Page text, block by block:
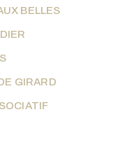
BELLES
GIRARD